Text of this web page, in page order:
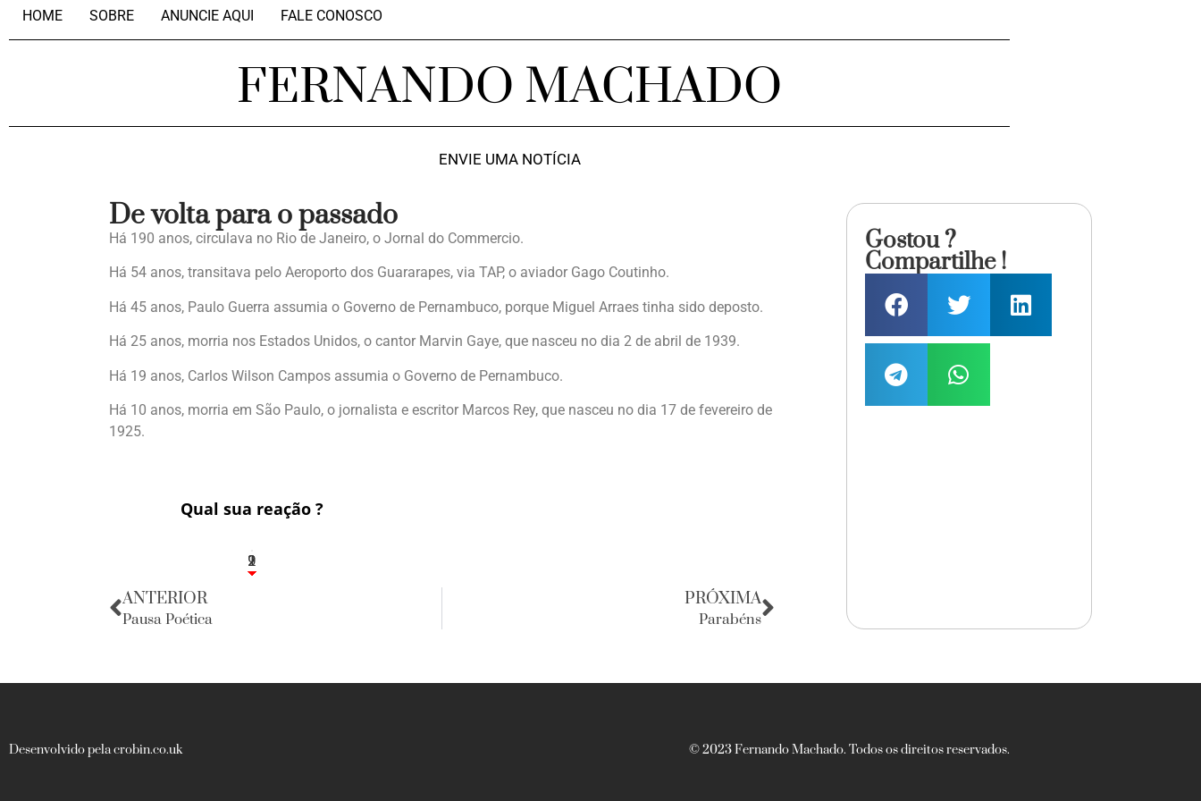
HOME SOBRE ANUNCIE AQUI FALE CONOSCO
FERNANDO MACHADO
ENVIE UMA NOTÍCIA
De volta para o passado
Há 190 anos, circulava no Rio de Janeiro, o Jornal do Commercio.
Há 54 anos, transitava pelo Aeroporto dos Guararapes, via TAP, o aviador Gago Coutinho.
Há 45 anos, Paulo Guerra assumia o Governo de Pernambuco, porque Miguel Arraes tinha sido deposto.
Há 25 anos, morria nos Estados Unidos, o cantor Marvin Gaye, que nasceu no dia 2 de abril de 1939.
Há 19 anos, Carlos Wilson Campos assumia o Governo de Pernambuco.
Há 10 anos, morria em São Paulo, o jornalista e escritor Marcos Rey, que nasceu no dia 17 de fevereiro de
1925.
Qual sua reação ?
2
1
2
9
ANTERIOR
Pausa Poética
PRÓXIMA
Parabéns
Gostou ?
Compartilhe !
Desenvolvido pela crobin.co.uk © 2023 Fernando Machado. Todos os direitos reservados.